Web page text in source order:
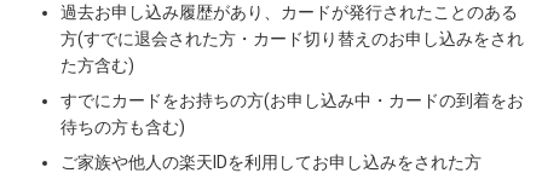
過去お申し込み履歴があり、カードが発行されたことのある
方(すでに退会された方・カード切り替えのお申し込みをされ
た方含む)
すでにカードをお持ちの方(お申し込み中・カードの到着をお
待ちの方も含む)
ご家族や他人の楽天IDを利用してお申し込みをされた方